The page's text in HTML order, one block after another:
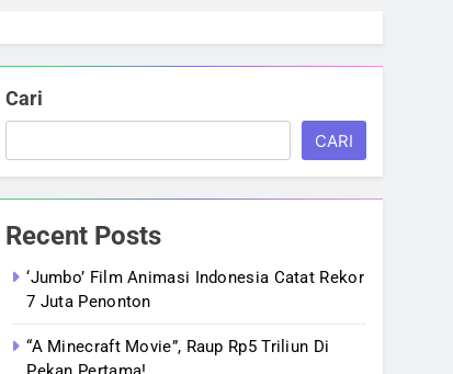
Cari
CARI
Recent Posts
‘Jumbo’ Film Animasi Indonesia Catat Rekor
7 Juta Penonton
“A Minecraft Movie”, Raup Rp5 Triliun Di